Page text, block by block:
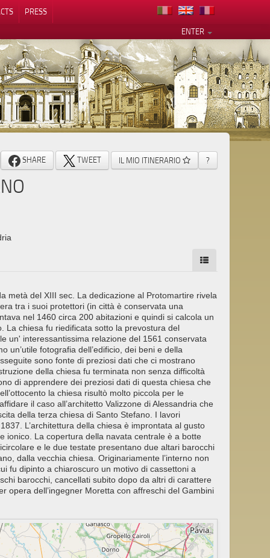
PRESS
ENTER
SHARE TWEET IL MIO ITINERARIO ?
metà del XIII sec. La dedicazione al Protomartire rivela
tra i suoi protettori (in città è conservata una
nel 1460 circa 200 abitazioni e quindi si calcola un
La chiesa fu riedificata sotto la prevostura del
un' interessantissima relazione del 1561 conservata
un’utile fotografia dell’edificio, dei beni e della
sono fonte di preziosi dati che ci mostrano
della chiesa fu terminata non senza difficoltà
di apprendere dei preziosi dati di questa chiesa che
la chiesa risultò molto piccola per le
il caso all’architetto Valizzone di Alessandria che
della terza chiesa di Santo Stefano. I lavori
L’architettura della chiesa è improntata al gusto
ionico. La copertura della navata centrale è a botte
e le due testate presentano due altari barocchi
dalla vecchia chiesa. Originariamente l’interno non
fu dipinto a chiaroscuro un motivo di cassettoni a
barocchi, cancellati subito dopo da altri di carattere
opera dell’ingegner Moretta con affreschi del Gambini